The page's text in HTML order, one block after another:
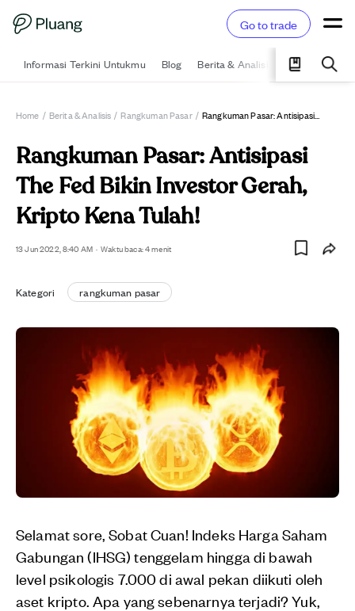
Go to trade
Informasi Terkini Untukmu Blog Berita & Analisis Pelajari
Home / Berita & Analisis / Rangkuman Pasar / Rangkuman Pasar: Antisipasi The Fed Bikin Investor Gerah, Kripto Kena Tulah!
Rangkuman Pasar: Antisipasi
The Fed Bikin Investor Gerah,
Kripto Kena Tulah!
13 Jun 2022, 8:40 AM · Waktu baca: 4 menit
Kategori rangkuman pasar
Selamat sore, Sobat Cuan! Indeks Harga Saham
Gabungan (IHSG) tenggelam hingga di bawah
level psikologis 7.000 di awal pekan diikuti oleh
aset kripto. Apa yang sebenarnya terjadi? Yuk,